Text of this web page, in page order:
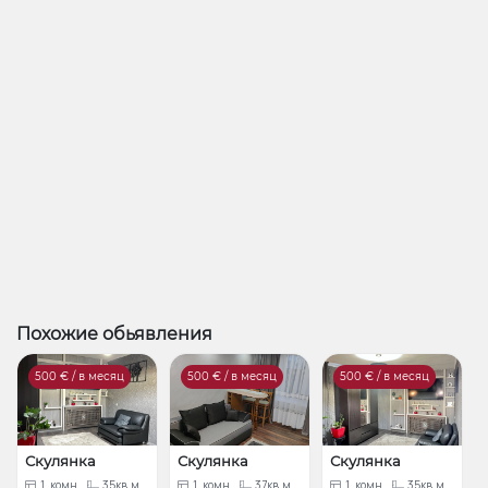
Похожие обьявления
500 € / в месяц
Скулянка
500 € / в месяц
Скулянка
500 € / в месяц
Скулянка